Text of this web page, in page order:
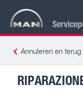
Annuleren en terug